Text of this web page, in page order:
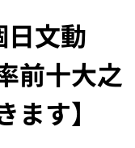
日文動
前十大之
す】